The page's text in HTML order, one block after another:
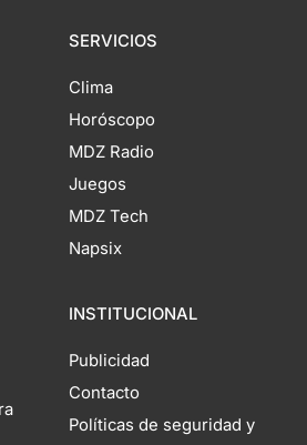
SERVICIOS
Clima
Horóscopo
MDZ Radio
Juegos
MDZ Tech
Napsix
INSTITUCIONAL
Publicidad
Contacto
Políticas de seguridad y